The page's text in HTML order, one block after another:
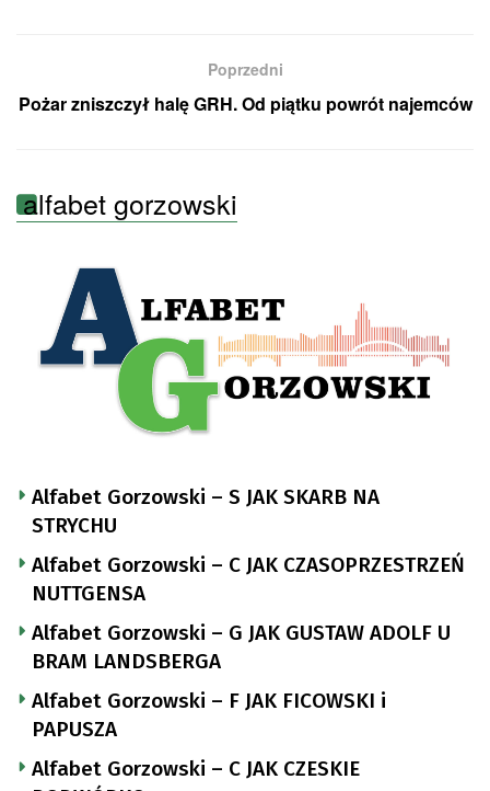
Poprzedni
Pożar zniszczył halę GRH. Od piątku powrót najemców
alfabet gorzowski
Alfabet Gorzowski – S JAK SKARB NA
STRYCHU
Alfabet Gorzowski – C JAK CZASOPRZESTRZEŃ
NUTTGENSA
Alfabet Gorzowski – G JAK GUSTAW ADOLF U
BRAM LANDSBERGA
Alfabet Gorzowski – F JAK FICOWSKI i
PAPUSZA
Alfabet Gorzowski – C JAK CZESKIE